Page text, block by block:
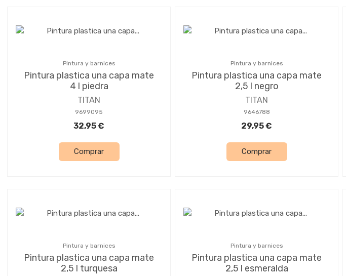
Pintura y barnices
Pintura plastica una capa mate
4 l piedra
TITAN
9699095
32,95 €
Comprar
Pintura y barnices
Pintura plastica una capa mate
2,5 l negro
TITAN
9646788
29,95 €
Comprar
Pintura y barnices
Pintura plastica una capa mate
2,5 l turquesa
Pintura y barnices
Pintura plastica una capa mate
2,5 l esmeralda